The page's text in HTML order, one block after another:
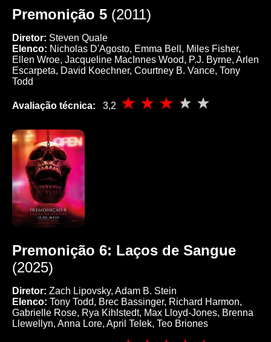
Premonição 5 (2011)
Diretor: Steven Quale
Elenco: Nicholas D'Agosto, Emma Bell, Miles Fisher,
Ellen Wroe, Jacqueline MacInnes Wood, P.J. Byrne, Arlen
Escarpeta, David Koechner, Courtney B. Vance, Tony
Todd
Avaliação técnica: 3,2
Premonição 6: Laços de Sangue
(2025)
Diretor: Zach Lipovsky, Adam B. Stein
Elenco: Tony Todd, Brec Bassinger, Richard Harmon,
Gabrielle Rose, Rya Kihlstedt, Max Lloyd-Jones, Brenna
Llewellyn, Anna Lore, April Telek, Teo Briones